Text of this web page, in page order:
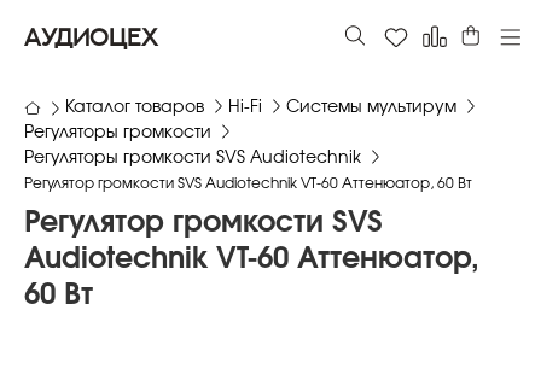
АУДИОЦЕХ
Каталог товаров Hi-Fi
Системы мультирум
Регуляторы громкости
Регуляторы громкости SVS Audiotechnik
Регулятор громкости SVS Audiotechnik VT-60 Аттенюатор, 60 Вт
Регулятор громкости SVS
Audiotechnik VT-60 Аттенюатор,
60 Вт